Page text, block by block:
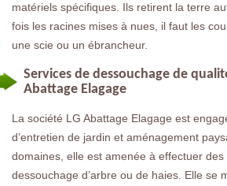
matériels spécifiques. Ils retirent la terre
fois les racines mises à nues, il faut les
une scie ou un ébrancheur.
Services de dessouchage de
Abattage Elagage
La société LG Abattage Elagage est
d’entretien de jardin et aménagement
domaines, elle est amenée à effectuer des
dessouchage d’arbre ou de haies. Elle se